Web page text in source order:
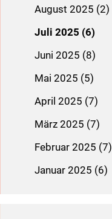
August 2025 (2)
Juli 2025 (6)
Juni 2025 (8)
Mai 2025 (5)
April 2025 (7)
März 2025 (7)
Februar 2025 (7)
Januar 2025 (6)